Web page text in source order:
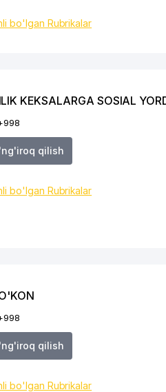
bo'lgan Rubrikalar
KEKSALARGA SOSIAL
qilish
bo'lgan Rubrikalar
qilish
bo'lgan Rubrikalar